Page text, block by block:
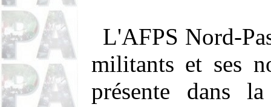
L'AFPS Nord-
militants et ses
présente dans